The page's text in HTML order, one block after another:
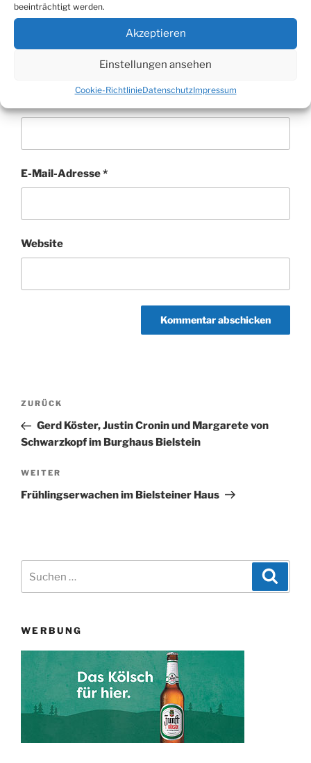
beeinträchtigt werden.
Akzeptieren
Einstellungen ansehen
Cookie-RichtlinieDatenschutzImpressum
E-Mail-Adresse*
Website
Beitragsnavigation
Vorheriger
Beitrag
ZURÜCK
Gerd Köster, Justin Cronin und Margarete von
Schwarzkopf im Burghaus Bielstein
Nächster
Beitrag
WEITER
Frühlingserwachen im Bielsteiner Haus
nach:
WERBUNG